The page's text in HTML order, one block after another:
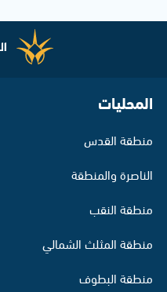
المحليات
منطقة القدس
الناصرة والمنطقة
منطقة النقب
منطقة المثلث الشمالي
منطقة البطوف